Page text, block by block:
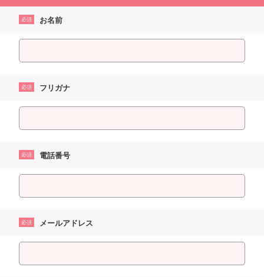
必須 お名前
必須 フリガナ
必須 電話番号
必須 メールアドレス